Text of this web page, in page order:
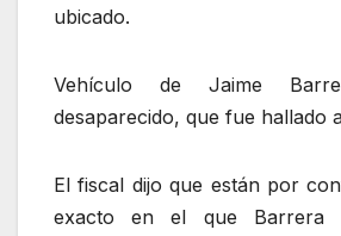
ubicado.
Vehículo de Jaime
desaparecido, que fue hallado
El fiscal dijo que están por
exacto en el que Barrera